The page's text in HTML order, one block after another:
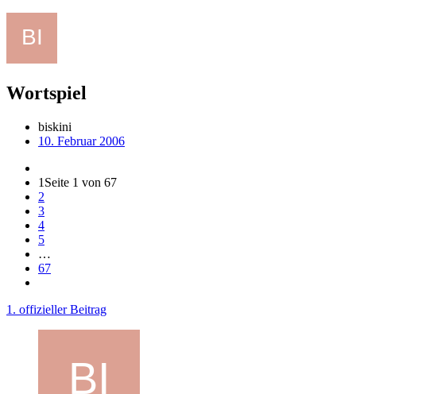
Wortspiel
biskini
10. Februar 2006
1 Seite 1 von 67
2
3
4
5
…
67
1. offizieller Beitrag